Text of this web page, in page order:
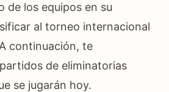
de los equipos en su
al torneo internacional
continuación, te
de eliminatorias
se jugarán hoy.